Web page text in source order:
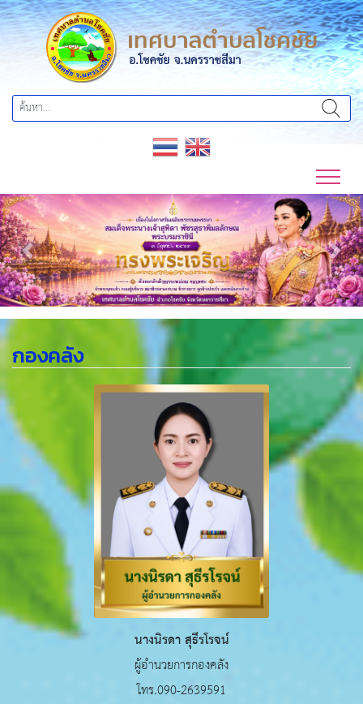
Previous Next
กองคลัง
นางนิรดา สุธีรโรจน์
ผู้อำนวยการกองคลัง
โทร.090-2639591